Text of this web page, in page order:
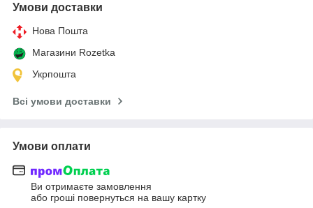
Умови доставки
Нова Пошта
Магазини Rozetka
Укрпошта
Всі умови доставки
Умови оплати
Ви отримаєте замовлення
або гроші повернуться на вашу картку